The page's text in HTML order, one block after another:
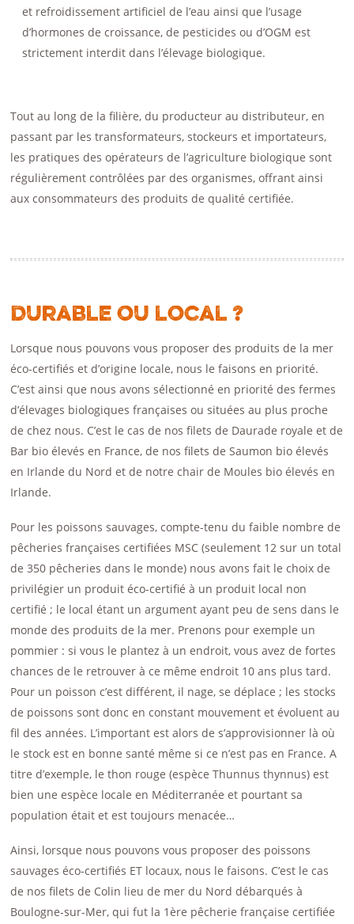
et refroidissement artificiel de l’eau ainsi que l’usage
d’hormones de croissance, de pesticides ou d’OGM est
strictement interdit dans l’élevage biologique.
Tout au long de la filière, du producteur au distributeur, en
passant par les transformateurs, stockeurs et importateurs,
les pratiques des opérateurs de l’agriculture biologique sont
régulièrement contrôlées par des organismes, offrant ainsi
aux consommateurs des produits de qualité certifiée.
Durable ou local ?
Lorsque nous pouvons vous proposer des produits de la mer
éco-certifiés et d’origine locale, nous le faisons en priorité.
C’est ainsi que nous avons sélectionné en priorité des fermes
d’élevages biologiques françaises ou situées au plus proche
de chez nous. C’est le cas de nos filets de Daurade royale et de
Bar bio élevés en France, de nos filets de Saumon bio élevés
en Irlande du Nord et de notre chair de Moules bio élevés en
Irlande.
Pour les poissons sauvages, compte-tenu du faible nombre de
pêcheries françaises certifiées MSC (seulement 12 sur un total
de 350 pêcheries dans le monde) nous avons fait le choix de
privilégier un produit éco-certifié à un produit local non
certifié ; le local étant un argument ayant peu de sens dans le
monde des produits de la mer. Prenons pour exemple un
pommier : si vous le plantez à un endroit, vous avez de fortes
chances de le retrouver à ce même endroit 10 ans plus tard.
Pour un poisson c’est différent, il nage, se déplace ; les stocks
de poissons sont donc en constant mouvement et évoluent au
fil des années. L’important est alors de s’approvisionner là où
le stock est en bonne santé même si ce n’est pas en France. A
titre d’exemple, le thon rouge (espèce Thunnus thynnus) est
bien une espèce locale en Méditerranée et pourtant sa
population était et est toujours menacée…
Ainsi, lorsque nous pouvons vous proposer des poissons
sauvages éco-certifiés ET locaux, nous le faisons. C’est le cas
de nos filets de Colin lieu de mer du Nord débarqués à
Boulogne-sur-Mer, qui fut la 1ère pêcherie française certifiée